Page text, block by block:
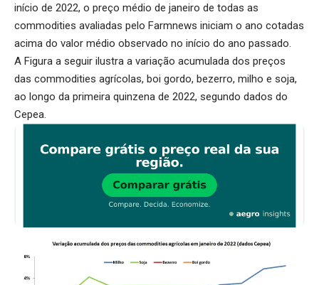
início de 2022, o preço médio de janeiro de todas as
commodities avaliadas pelo Farmnews iniciam o ano cotadas
acima do valor médio observado no início do ano passado.
A Figura a seguir ilustra a variação acumulada dos preços
das commodities agrícolas, boi gordo, bezerro, milho e soja,
ao longo da primeira quinzena de 2022, segundo dados do
Cepea.